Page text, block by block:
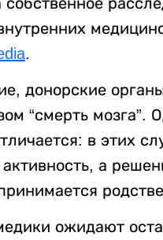
.
донорские
“смерть мозга”.
в этих
активность, а
ожидают